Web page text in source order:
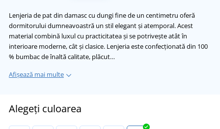
Lenjeria de pat din damasc cu dungi fine de un centimetru oferă
dormitorului dumneavoastră un stil elegant și atemporal. Acest
material combină luxul cu practicitatea și se potrivește atât în
interioare moderne, cât și clasice. Lenjeria este confecționată din 100
% bumbac de înaltă calitate, plăcut…
Afișează mai multe
Alegeți culoarea